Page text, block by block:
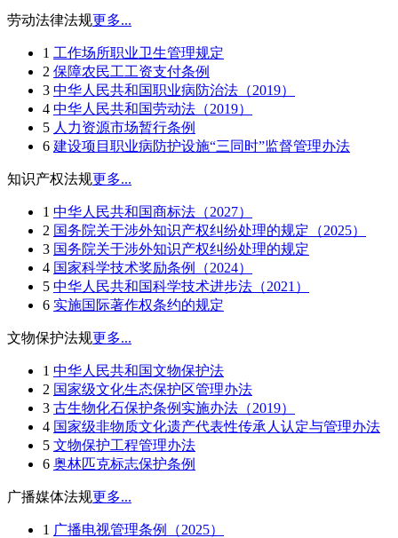
劳动法律法规更多...
1 工作场所职业卫生管理规定
2 保障农民工工资支付条例
3 中华人民共和国职业病防治法（2019）
4 中华人民共和国劳动法（2019）
5 人力资源市场暂行条例
6 建设项目职业病防护设施“三同时”监督管理办法
知识产权法规更多...
1 中华人民共和国商标法（2027）
2 国务院关于涉外知识产权纠纷处理的规定（2025）
3 国务院关于涉外知识产权纠纷处理的规定
4 国家科学技术奖励条例（2024）
5 中华人民共和国科学技术进步法（2021）
6 实施国际著作权条约的规定
文物保护法规更多...
1 中华人民共和国文物保护法
2 国家级文化生态保护区管理办法
3 古生物化石保护条例实施办法（2019）
4 国家级非物质文化遗产代表性传承人认定与管理办法
5 文物保护工程管理办法
6 奥林匹克标志保护条例
广播媒体法规更多...
1 广播电视管理条例（2025）